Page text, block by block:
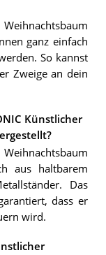
ganz einfach
So kannst
Zweige an dein
Künstlicher
aus haltbarem
Das
dass er
wird.